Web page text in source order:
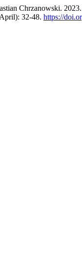
Chrzanowski.
32-48. https://